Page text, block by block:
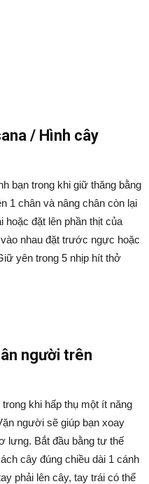
/ Hình cây
bạn trong khi giữ thăng bằng
1 chân và nâng chân còn lại
hoặc đặt lên phần thịt của
nhau đặt trước ngực hoặc
yên trong 5 nhịp hít thở
người trên
khi hấp thụ một ít năng
người sẽ giúp bạn xoay
lưng. Bắt đầu bằng tư thế
cây đúng chiều dài 1 cánh
phải lên cây, tay trái có thể